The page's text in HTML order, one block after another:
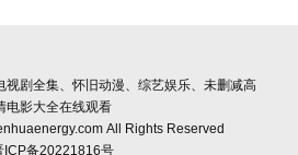
视剧全集、怀旧动漫、综艺娱乐、未删减高
电影大全在线观看
All Rights Reserved
ICP备20221816号